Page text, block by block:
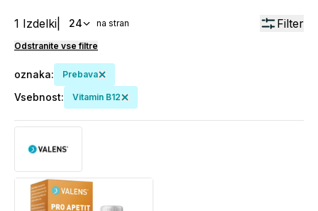
1 Izdelki 24 na stran Filter
Odstranite vse filtre
oznaka: Prebava
Vsebnost: Vitamin B12